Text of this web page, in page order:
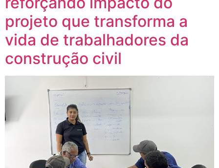
projeto que transforma a
vida de trabalhadores da
construção civil